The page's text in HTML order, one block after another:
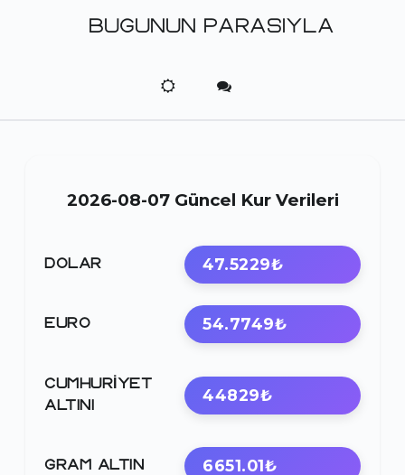
BUGUNUN PARASIYLA
2026-08-07 Güncel Kur Verileri
DOLAR 47.5229₺
EURO 54.7749₺
CUMHURIYET
ALTINI
44829₺
GRAM ALTIN 6651.01₺